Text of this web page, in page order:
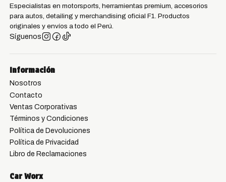
Especialistas en motorsports, herramientas premium, accesorios
para autos, detailing y merchandising oficial F1. Productos
originales y envíos a todo el Perú.
Síguenos
Información
Nosotros
Contacto
Ventas Corporativas
Términos y Condiciones
Política de Devoluciones
Política de Privacidad
Libro de Reclamaciones
Car Worx